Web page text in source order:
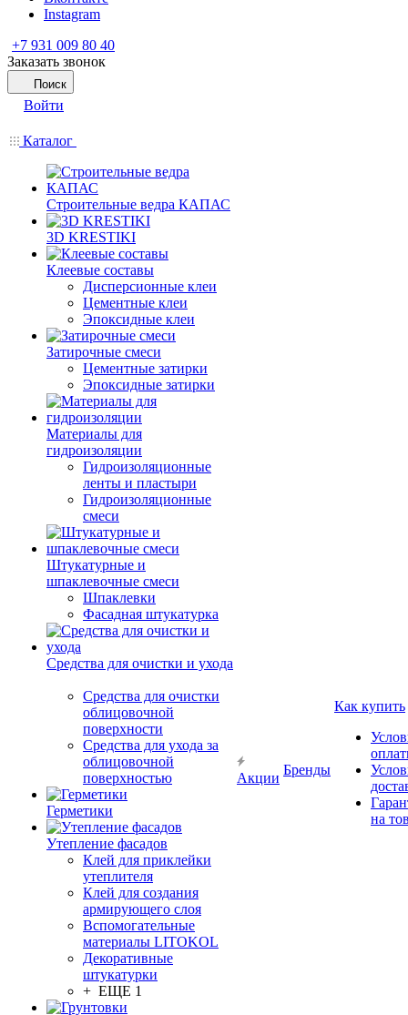
Instagram
+7 931 009 80 40
Заказать звонок
Поиск
Войти
Каталог
Строительные ведра КАПАС
3D KRESTIKI
Клеевые составы
Дисперсионные клеи
Цементные клеи
Эпоксидные клеи
Затирочные смеси
Цементные затирки
Эпоксидные затирки
Материалы для
гидроизоляции
Гидроизоляционные
ленты и пластыри
Гидроизоляционные
смеси
Штукатурные и
шпаклевочные смеси
Шпаклевки
Фасадная штукатурка
Средства для очистки и ухода
Средства для очистки
облицовочной
поверхности
Средства для ухода за
облицовочной
поверхностью
Герметики
Утепление фасадов
Клей для приклейки
утеплителя
Клей для создания
армирующего слоя
Вспомогательные
материалы LITOKOL
Декоративные
штукатурки
+ ЕЩЕ 1
Акции
Бренды
Как купить
на